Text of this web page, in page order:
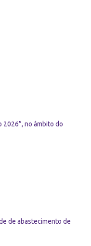
2026”, no âmbito do
de abastecimento de